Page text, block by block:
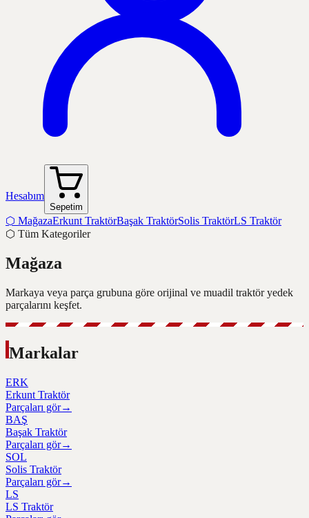
Hesabım
Sepetim
⬡ MağazaErkunt TraktörBaşak TraktörSolis TraktörLS Traktör
⬡ Tüm Kategoriler
Mağaza
Markaya veya parça grubuna göre orijinal ve muadil traktör yedek
parçalarını keşfet.
Markalar
ERK
Erkunt Traktör
Parçaları gör→
BAŞ
Başak Traktör
Parçaları gör→
SOL
Solis Traktör
Parçaları gör→
LS
LS Traktör